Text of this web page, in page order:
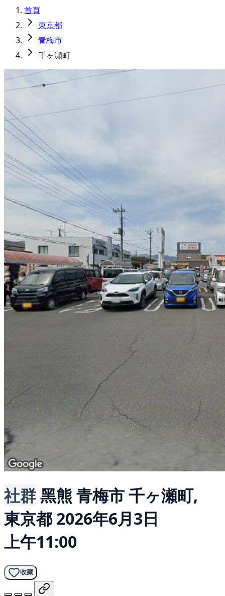
首頁
東京都
青梅市
千ヶ瀬町
社群黑熊 青梅市 千ヶ瀬町,
東京都 2026年6月3日
上午11:00
收藏